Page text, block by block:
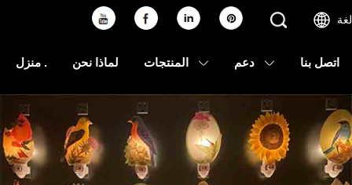
لغة
منزل . لماذا نحن اتصل بنا